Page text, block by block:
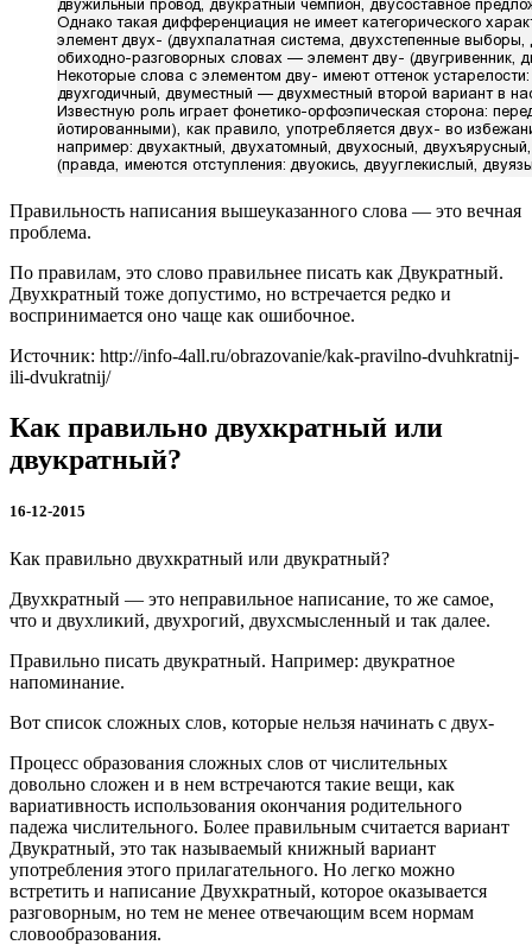
Правильность написания вышеуказанного слова — это вечная
проблема.
По правилам, это слово правильнее писать как Двукратный.
Двухкратный тоже допустимо, но встречается редко и
воспринимается оно чаще как ошибочное.
Источник: http://info-4all.ru/obrazovanie/kak-pravilno-dvuhkratnij-
ili-dvukratnij/
Как правильно двухкратный или
двукратный?
16-12-2015
Как правильно двухкратный или двукратный?
Двухкратный — это неправильное написание, то же самое,
что и двухликий, двухрогий, двухсмысленный и так далее.
Правильно писать двукратный. Например: двукратное
напоминание.
Вот список сложных слов, которые нельзя начинать с двух-
Процесс образования сложных слов от числительных
довольно сложен и в нем встречаются такие вещи, как
вариативность использования окончания родительного
падежа числительного. Более правильным считается вариант
Двукратный, это так называемый книжный вариант
употребления этого прилагательного. Но легко можно
встретить и написание Двухкратный, которое оказывается
разговорным, но тем не менее отвечающим всем нормам
словообразования.